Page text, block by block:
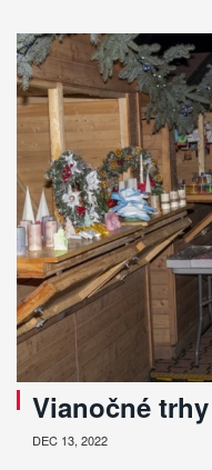
Vianočné
DEC 13, 2022